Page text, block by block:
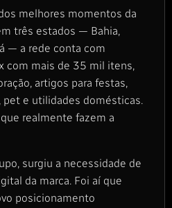
melhores momentos da
três estados — Bahia,
— a rede conta com
com mais de 35 mil itens,
artigos para festas,
pet e utilidades domésticas.
realmente fazem a
surgiu a necessidade de
da marca. Foi aí que
posicionamento